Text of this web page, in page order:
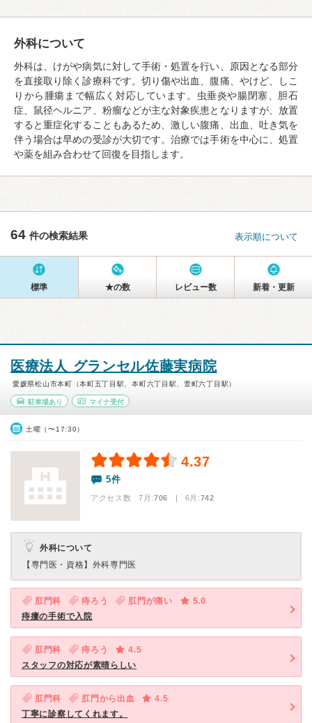
外科について
外科は、けがや病気に対して手術・処置を行い、原因となる部分
を直接取り除く診療科です。切り傷や出血、腹痛、やけど、しこ
りから腫瘍まで幅広く対応しています。虫垂炎や腸閉塞、胆石
症、鼠径ヘルニア、粉瘤などが主な対象疾患となりますが、放置
すると重症化することもあるため、激しい腹痛、出血、吐き気を
伴う場合は早めの受診が大切です。治療では手術を中心に、処置
や薬を組み合わせて回復を目指します。
64 件の検索結果 表示順について
標準 ★の数 レビュー数 新着・更新
医療法人 グランセル佐藤実病院
愛媛県松山市本町（本町五丁目駅、本町六丁目駅、萱町六丁目駅）
駐車場あり マイナ受付
土曜（〜17:30）
4.37
5件
アクセス数 7月:706 | 6月:742
外科について
【専門医・資格】 外科専門医
肛門科 痔ろう 肛門が痛い
5.0
痔瘻の手術で入院
肛門科 痔ろう
4.5
スタッフの対応が素晴らしい
肛門科 肛門から出血
4.5
丁寧に診察してくれます。